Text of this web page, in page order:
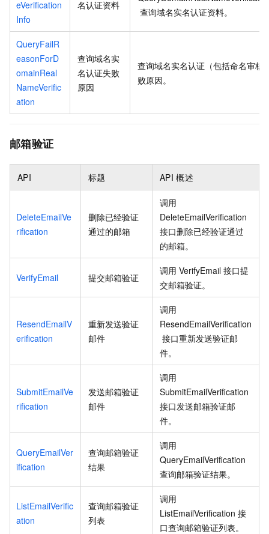
eVerification
Info
名认证资料
查询域名实名认证资料。
QueryFailR
easonForD
omainReal
NameVerific
ation
查询域名实
名认证失败
原因
查询域名实名认证（包括命名审核
败原因。
邮箱验证
API 标题 API 概述
DeleteEmailVe
rification
删除已经验证
通过的邮箱
调用
DeleteEmailVerification
接口删除已经验证通过
的邮箱。
VerifyEmail 提交邮箱验证
调用 VerifyEmail 接口提
交邮箱验证。
ResendEmailV
erification
重新发送验证
邮件
调用
ResendEmailVerification
接口重新发送验证邮
件。
SubmitEmailVe
rification
发送邮箱验证
邮件
调用
SubmitEmailVerification
接口发送邮箱验证邮
件。
QueryEmailVer
ification
查询邮箱验证
结果
调用
QueryEmailVerification
查询邮箱验证结果。
ListEmailVerific
ation
查询邮箱验证
列表
调用
ListEmailVerification 接
口查询邮箱验证列表。